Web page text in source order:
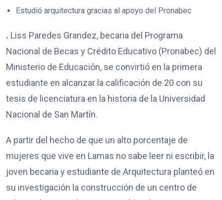
Estudió arquitectura gracias al apoyo del Pronabec
. Liss Paredes Grandez, becaria del Programa
Nacional de Becas y Crédito Educativo (Pronabec) del
Ministerio de Educación, se convirtió en la primera
estudiante en alcanzar la calificación de 20 con su
tesis de licenciatura en la historia de la Universidad
Nacional de San Martín.
A partir del hecho de que un alto porcentaje de
mujeres que vive en Lamas no sabe leer ni escribir, la
joven becaria y estudiante de Arquitectura planteó en
su investigación la construcción de un centro de